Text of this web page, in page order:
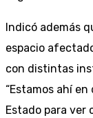
Indicó además
espacio
con distintas
“Estamos ahí
Estado para ver